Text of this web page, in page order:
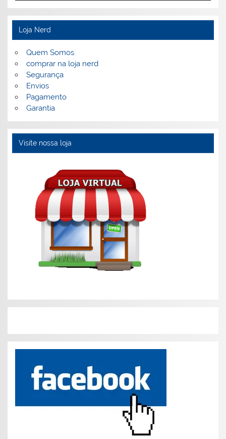
Loja Nerd
Quem Somos
comprar na loja nerd
Segurança
Envios
Pagamento
Garantia
Visite nossa loja